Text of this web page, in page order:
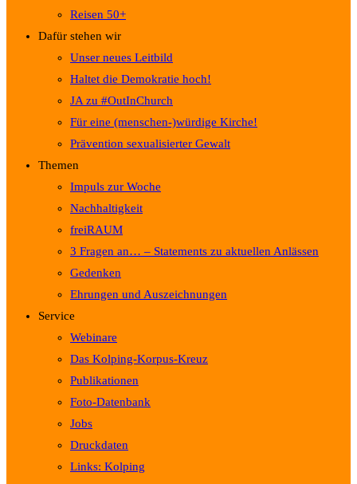
Reisen 50+
Dafür stehen wir
Unser neues Leitbild
Haltet die Demokratie hoch!
JA zu #OutInChurch
Für eine (menschen-)würdige Kirche!
Prävention sexualisierter Gewalt
Themen
Impuls zur Woche
Nachhaltigkeit
freiRAUM
3 Fragen an… – Statements zu aktuellen Anlässen
Gedenken
Ehrungen und Auszeichnungen
Service
Webinare
Das Kolping-Korpus-Kreuz
Publikationen
Foto-Datenbank
Jobs
Druckdaten
Links: Kolping